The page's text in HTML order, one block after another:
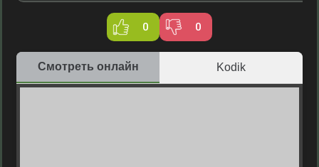
0 0
Смотреть онлайн Kodik